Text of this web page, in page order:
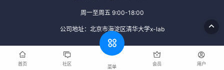
权益。 面试与筛选流程：捐赠者通常需要经过面试和严格的筛
明等材料，并接受卵子库的全面审查和评估。 综上所述，卵子
库中的捐赠者筛选过程涉及多个方面，包括健康、学历、心理
和其他标准。这些标准旨在确保捐赠者的身体健康状况良好，
周一至周五 9:00-18:00
公司地址：北京市海淀区清华大学x-lab
首页 社区
菜单
会员 用户